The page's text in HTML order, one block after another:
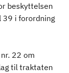
beskyttelsen
39 i forordning
22 om
til traktaten